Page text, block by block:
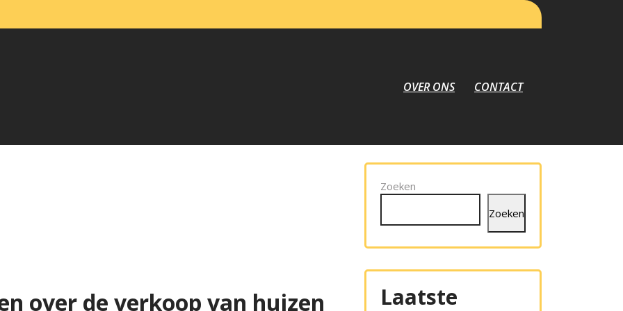
OVER ONS CONTACT
over de verkoop van huizen
Zoeken
Zoeken
Laatste